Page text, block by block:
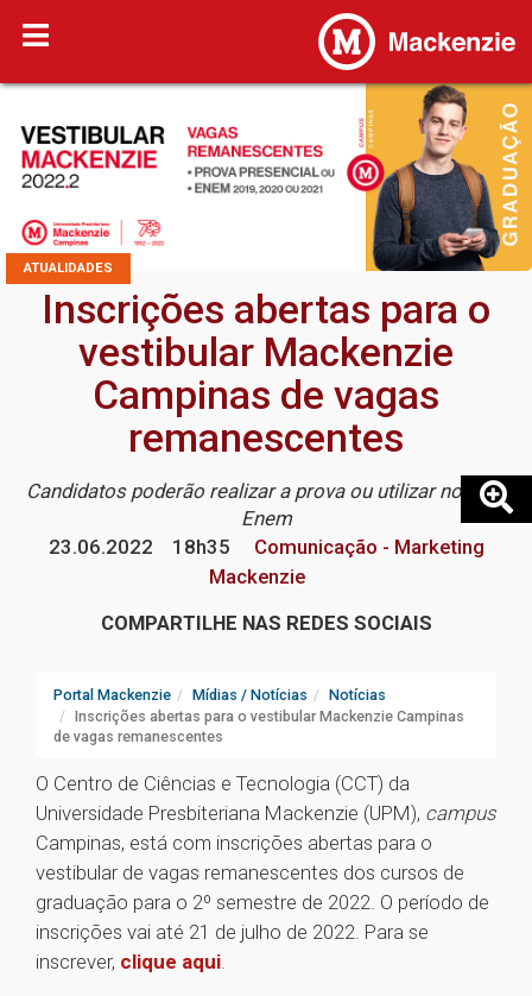
ATUALIDADES
Inscrições abertas para o
vestibular Mackenzie
Campinas de vagas
remanescentes
Candidatos poderão realizar a prova ou utilizar nota do
Enem
23.06.2022
18h35
Comunicação - Marketing
Mackenzie
COMPARTILHE NAS REDES SOCIAIS
Portal Mackenzie Mídias / Notícias
Notícias
Inscrições abertas para o vestibular Mackenzie Campinas
de vagas remanescentes
O Centro de Ciências e Tecnologia (CCT) da
Universidade Presbiteriana Mackenzie (UPM), campus
Campinas, está com inscrições abertas para o
vestibular de vagas remanescentes dos cursos de
graduação para o 2º semestre de 2022. O período de
inscrições vai até 21 de julho de 2022. Para se
inscrever, clique aqui.